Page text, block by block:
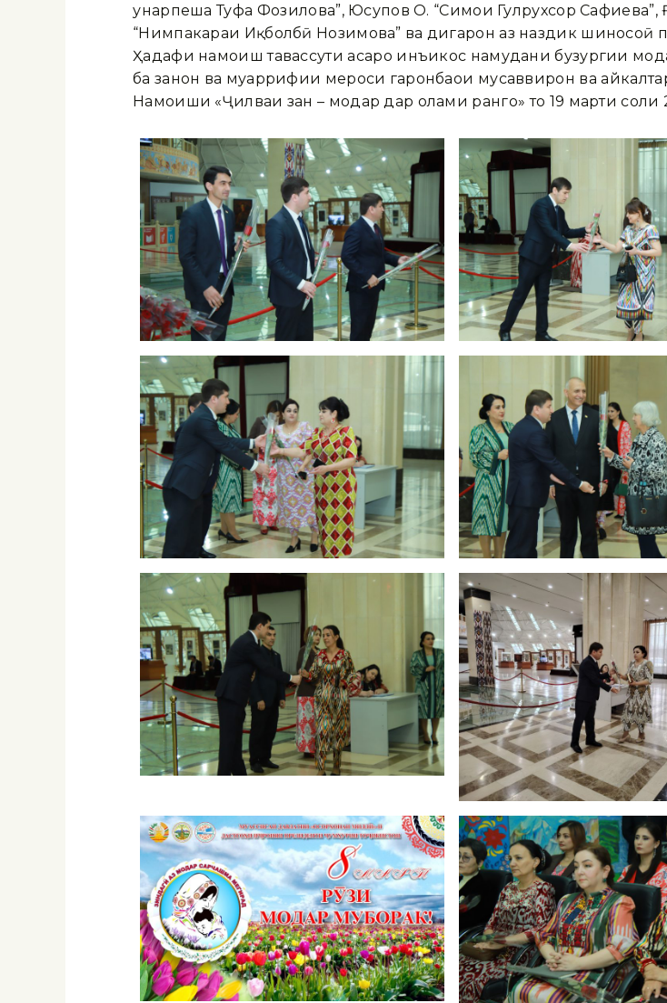
ҳунарпеша Туҳфа Фозилова”, Юсупов О. “Симои Гулрухсор
“Нимпакараи Иқболбӣ Нозимова” ва дигарон аз наздик шиносоӣ
Ҳадафи намоиш тавассути асарҳо инъикос намудани бузургии
ба занон ва муаррифии мероси гаронбаҳои мусаввирон ва
Намоиши «Ҷилваи зан – модар дар олами рангҳо» то 19 марти соли